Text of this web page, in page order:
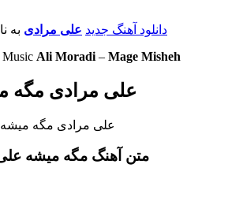
دانلود آهنگ جدید علی مرادی به
Ali Moradi – Mage Misheh
علی مرادی مگه
متن آهنگ مگه میشه